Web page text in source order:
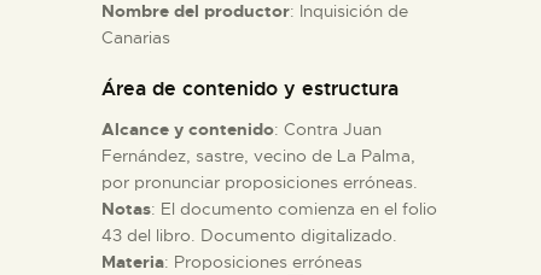
Nombre del productor: Inquisición de
Canarias
Área de contenido y estructura
Alcance y contenido: Contra Juan
Fernández, sastre, vecino de La Palma,
por pronunciar proposiciones erróneas.
Notas: El documento comienza en el folio
43 del libro. Documento digitalizado.
Materia: Proposiciones erróneas